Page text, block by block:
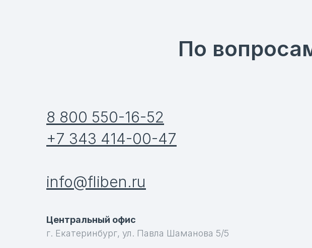
По
8 800 550-16-52
+7 343 414-00-47
info@fliben.ru
Центральный офис
г. Екатеринбург, ул. Павла Шаманова 5/5